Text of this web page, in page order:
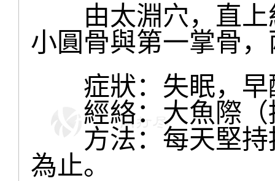
由太淵穴，直上
小圓骨與第一掌骨
症狀：失眠，早
經絡：大魚際（
方法：每天堅持
為止。